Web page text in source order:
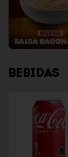
BEBIDAS